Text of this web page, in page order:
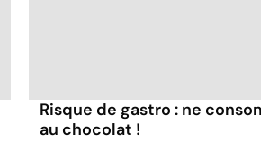
Risque de gastro : ne
au chocolat !